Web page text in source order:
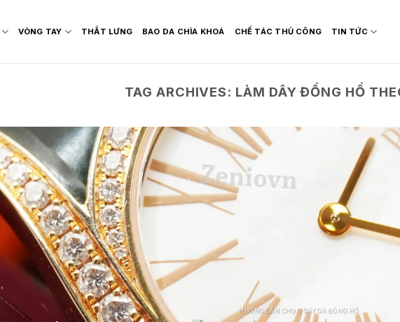
VÒNG TAY THẮT LƯNG BAO DA CHÌA KHOÁ CHẾ TÁC THỦ CÔNG TIN TỨC
TAG ARCHIVES: LÀM DÂY ĐỒNG HỒ
HƯỚNG DẪN CHỌN DÂY DA ĐỒNG HỒ